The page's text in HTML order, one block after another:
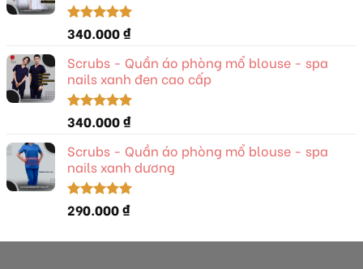
Được xếp
hạng 5.00
5 sao
340.000₫
Scrubs - Quần áo phòng mổ blouse - spa
nails xanh đen cao cấp
Được xếp
hạng 5.00
5 sao
340.000₫
Scrubs - Quần áo phòng mổ blouse - spa
nails xanh dương
Được xếp
hạng5.00
290.000₫